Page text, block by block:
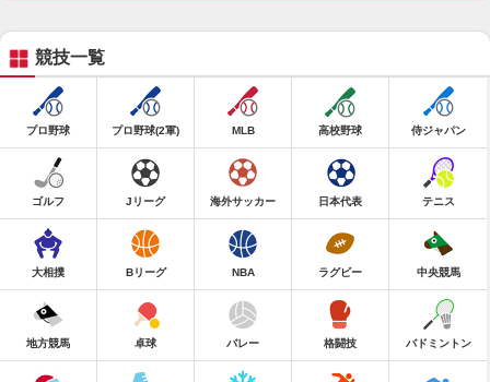
競技一覧
プロ野球 プロ野球(2軍) MLB 高校野球 侍ジャパン
ゴルフ Jリーグ 海外サッカー 日本代表 テニス
大相撲 Bリーグ NBA ラグビー 中央競馬
地方競馬 卓球 バレー 格闘技 バドミントン